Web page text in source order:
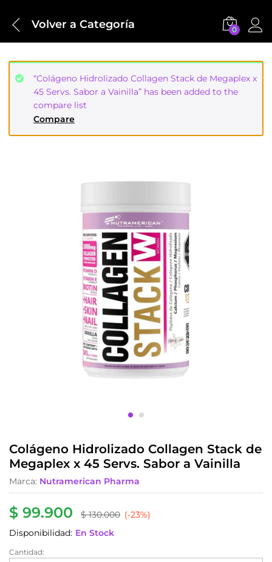
Volver a Categoría 0
Compare
“Colágeno Hidrolizado Collagen Stack de Megaplex x
45 Servs. Sabor a Vainilla” has been added to the
compare list
Colágeno Hidrolizado Collagen Stack de
Megaplex x 45 Servs. Sabor a Vainilla
Marca: Nutramerican Pharma
$ 99.900 $130.000 (-23%)
Disponibilidad: En Stock
Colágeno
Cantidad: